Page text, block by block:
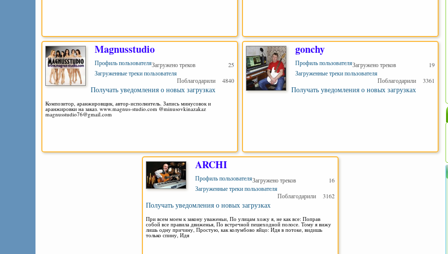
Magnusstudio
Профиль пользователяЗагружено треков
25
Загруженные треки пользователя
Поблагодарили
4840
Получать уведомления о новых загрузках
Композитор, аранжировщик, автор-исполнитель. Запись минусовок и
аранжировки на заказ. www.magnus-studio.com @minusovkinazakaz
magnusstudio76@gmail.com
gonchy
Профиль пользователяЗагружено треков
19
Загруженные треки пользователя
Поблагодарили
3361
Получать уведомления о новых загрузках
ARCHI
Профиль пользователяЗагружено треков
16
Загруженные треки пользователя
Поблагодарили
3162
Получать уведомления о новых загрузках
При всем моем к закону уваженьи, По улицам хожу я, не как все: Поправ
собой все правила движенья, По встречной пешеходной полосе. Тому я вижу
лишь одну причину, Простую, как колумбово яйцо: Идя в потоке, видишь
только спину, Идя